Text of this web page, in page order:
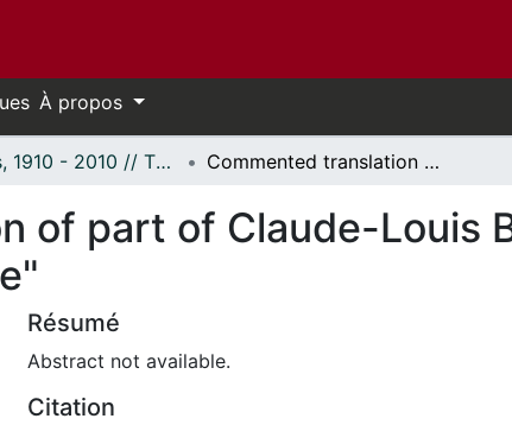
À propos
Thèses, 1910 - 2010 // Theses, 1910 - 2010 Commented translation of part of Claude-Louis Berthollet's "Essai de statistique chimique"
of part of Claude-Louis
Résumé
Abstract not available.
Citation